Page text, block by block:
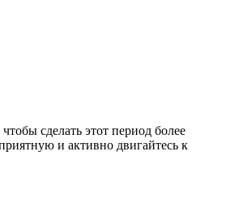
сделать этот период более
и активно двигайтесь к